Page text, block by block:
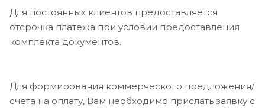
Для постоянных клиентов предоставляется
отсрочка платежа при условии предоставления
комплекта документов.
Для формирования коммерческого предложения/
счета на оплату, Вам необходимо прислать заявку с